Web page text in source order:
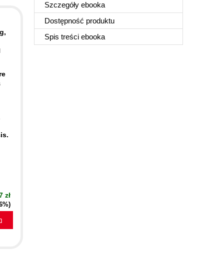
Szczegóły ebooka
Dostępność produktu
Spis treści ebooka
zł